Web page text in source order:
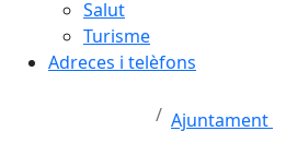
Salut
Turisme
Adreces i telèfons
Ajuntament